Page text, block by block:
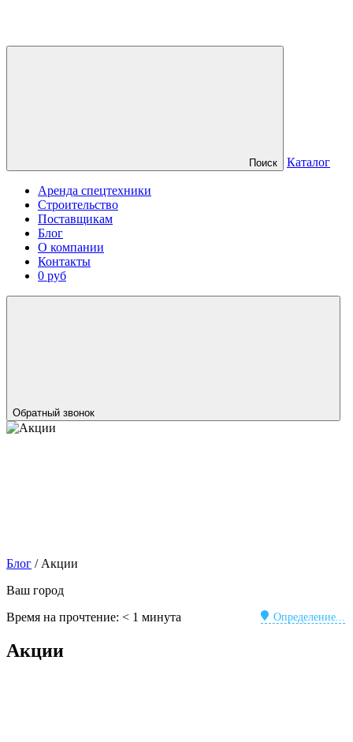
Поиск Каталог
Аренда спецтехники
Строительство
Поставщикам
Блог
О компании
Контакты
0 руб
Обратный звонок
Блог / Акции
Ваш город
Определение...
Время на прочтение: < 1 минута
Акции